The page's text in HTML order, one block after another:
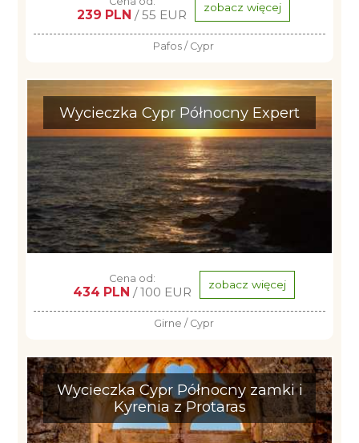
239 PLN / 55 EUR zobacz więcej
Pafos / Cypr
Wycieczka Cypr Północny Expert
Cena od:
434 PLN / 100 EUR zobacz więcej
Girne / Cypr
Wycieczka Cypr Północny zamki i
Kyrenia z Protaras